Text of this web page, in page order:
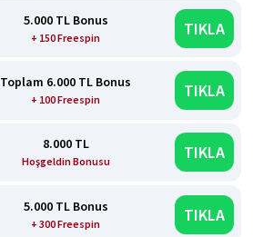
5.000 TL Bonus
+ 150 Freespin TIKLA
Toplam 6.000 TL Bonus
+ 100 Freespin TIKLA
8.000 TL
Hoşgeldin Bonusu TIKLA
5.000 TL Bonus
+ 300 Freespin TIKLA